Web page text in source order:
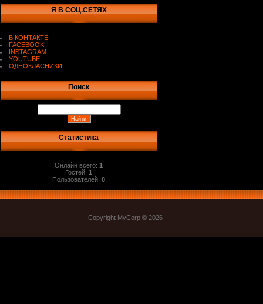
Я В СОЦ.СЕТЯХ
В КОНТАКТЕ
FACEBOOK
INSTAGRAM
YOUTUBE
ОДНОКЛАСНИКИ
Поиск
Статистика
Онлайн всего:1
Гостей:1
Пользователей:0
Copyright MyCorp © 2026